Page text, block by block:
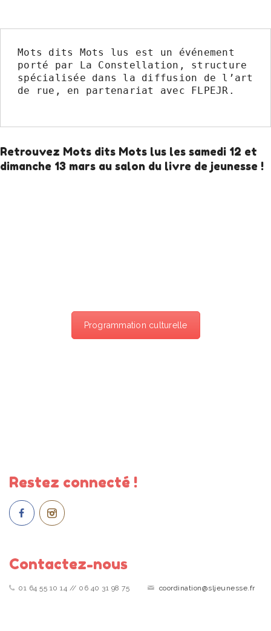
Mots dits Mots lus est un événement
porté par La Constellation, structure
spécialisée dans la diffusion de l’art
de rue, en partenariat avec FLPEJR.
Retrouvez Mots dits Mots lus les samedi 12 et
dimanche 13 mars au salon du livre de jeunesse !
Programmation culturelle
Restez connecté !
Contactez-nous
01 64 55 10 14 // 06 40 31 98 75 coordination@sljeunesse.fr